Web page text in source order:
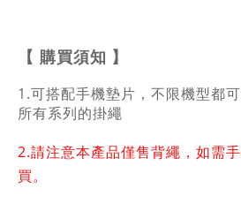
【 購買須知 】
1.可搭配手機墊片，不限機型都
所有系列的掛繩
2.請注意本產品僅售背繩，如需
買。